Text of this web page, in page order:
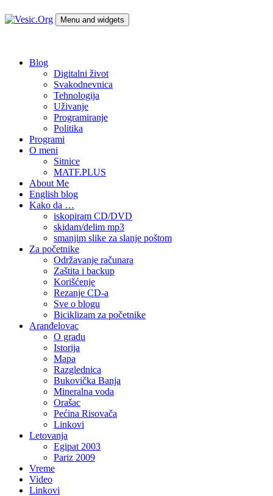
to
Menu and widgets
Blog
Digitalni život
Svakodnevnica
Tehnologija
Uživanje
Programiranje
Politika
Programi
O meni
Sitnice
MATF.PLUS
About Me
English blog
Kako da …
iskopiram CD/DVD
skidam/delim mp3
smanjim slike za slanje poštom
Za početnike
Održavanje računara
Zaštita i backup
Korišćenje
Rezanje CD-a
Sve o blogu
Biciklizam za početnike
Aranđelovac
O gradu
Istorija
Mapa
Razglednica
Bukovička Banja
Mineralna voda
Orašac
Pećina Risovača
Linkovi
Letovanja
Egipat 2003
Pariz 2009
Vreme
Video
Linkovi